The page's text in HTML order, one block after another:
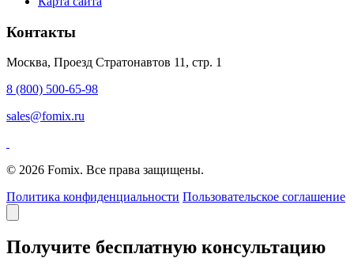
Контакты
Москва, Проезд Стратонавтов 11, стр. 1
8 (800) 500-65-98
sales@fomix.ru
© 2026 Fomix. Все права защищены.
Политика конфиденциальности Пользовательское соглашение
Получите бесплатную консультацию